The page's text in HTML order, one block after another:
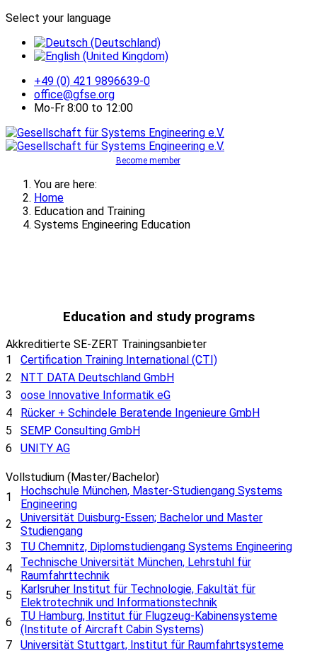
Select your language
+49 (0) 421 9896639-0
office@gfse.org
Mo-Fr 8:00 to 12:00
Become member
You are here:
Home
Education and Training
Systems Engineering Education
Education and study programs
Akkreditierte SE-ZERT Trainingsanbieter
1
Certification Training International (CTI)
2
NTT DATA Deutschland GmbH
3
oose Innovative Informatik eG
4
Rücker + Schindele Beratende Ingenieure GmbH
5
SEMP Consulting GmbH
6
UNITY AG
Vollstudium (Master/Bachelor)
1
Hochschule München, Master-Studiengang Systems
Engineering
2
Universität Duisburg-Essen; Bachelor und Master
Studiengang
3
TU Chemnitz, Diplomstudiengang Systems Engineering
4
Technische Universität München, Lehrstuhl für
Raumfahrttechnik
5
Karlsruher Institut für Technologie, Fakultät für
Elektrotechnik und Informationstechnik
6
TU Hamburg, Institut für Flugzeug-Kabinensysteme
(Institute of Aircraft Cabin Systems)
7
Universität Stuttgart, Institut für Raumfahrtsysteme